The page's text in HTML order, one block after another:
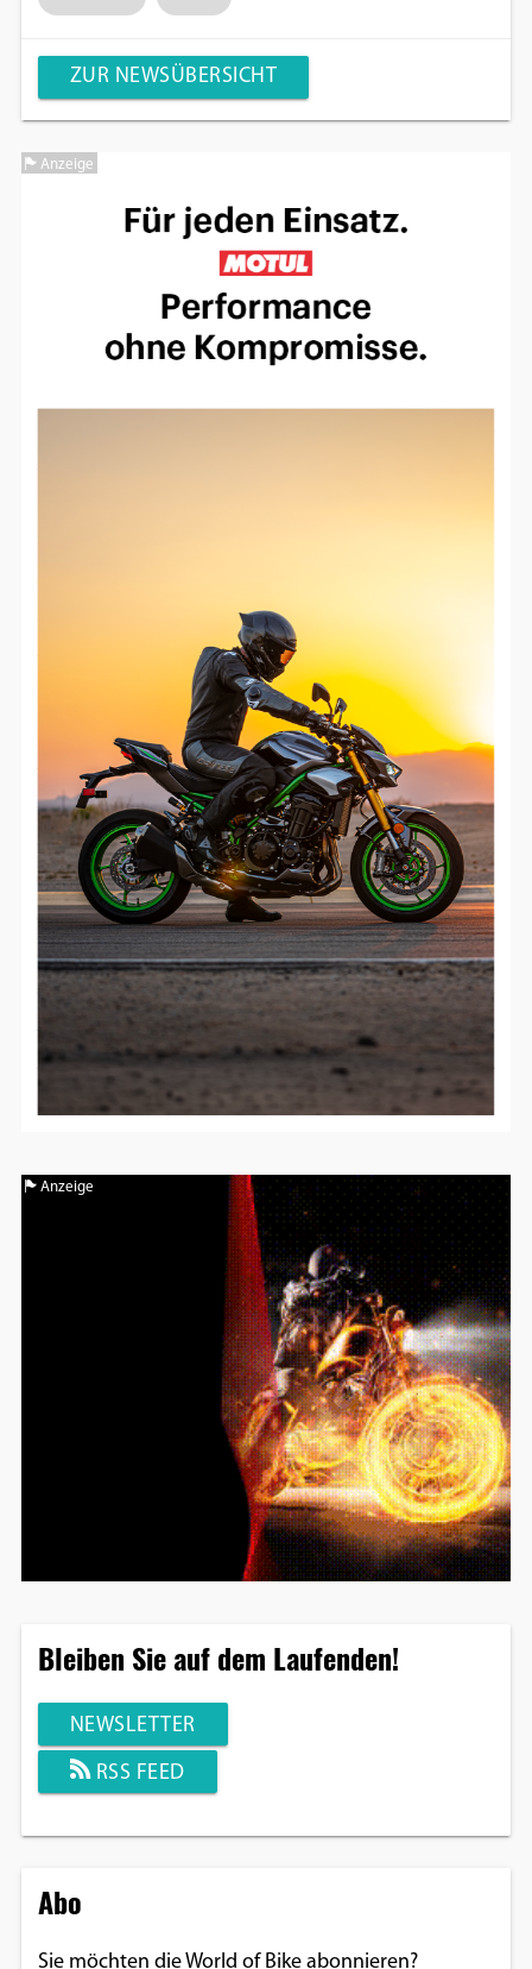
ZUR NEWSÜBERSICHT
Anzeige
Anzeige
Bleiben Sie auf dem Laufenden!
NEWSLETTER
RSS FEED
Abo
Sie möchten die World of Bike abonnieren?